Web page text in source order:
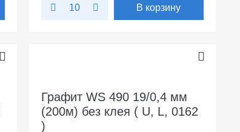
10 В корзину
Графит WS 490 19/0,4 мм
(200м) без клея ( U, L, 0162
)